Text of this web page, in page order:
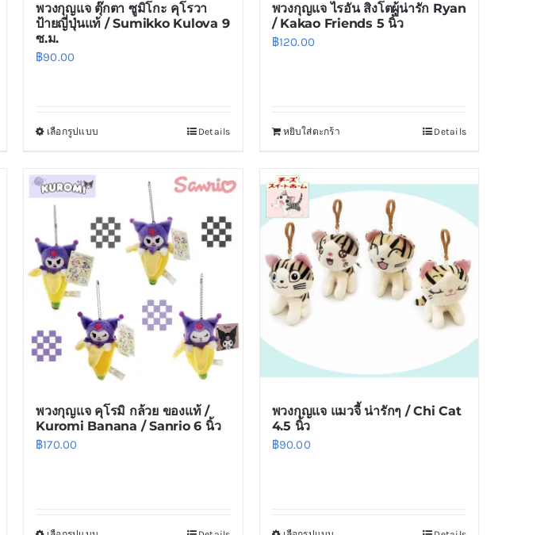
พวงกุญแจ ตุ๊กตา ซูมิโกะ คุโรวา
ป้ายญี่ปุ่นแท้ / Sumikko Kulova 9
ซ.ม.
฿90.00
เลือกรูปแบบ
variants.
The
may
be
chosen
on
the
product
page
Details
พวงกุญแจ ไรอัน สิงโตผู้น่ารัก Ryan
/ Kakao Friends 5 นิ้ว
฿120.00
หยิบใส่ตะกร้า Details
พวงกุญแจ คุโรมิ กล้วย ของแท้ /
Kuromi Banana / Sanrio 6 นิ้ว
฿170.00
พวงกุญแจ แมวจี้ น่ารักๆ / Chi Cat
4.5 นิ้ว
฿90.00